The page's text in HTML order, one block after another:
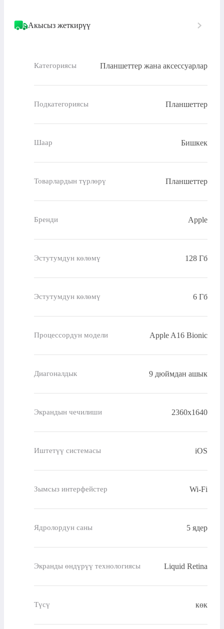
Акысыз жеткирүү
Категориясы Планшеттер жана аксессуарлар
Подкатегориясы Планшеттер
Шаар Бишкек
Товарлардын түрлөрү Планшеттер
Бренди Apple
Эстутумдун көлөмү 128 Гб
Эстутумдун көлөмү 6 Гб
Процессордун модели Apple A16 Bionic
Диагоналдык 9 дюймдан ашык
Экрандын чечилиши 2360x1640
Иштетүү системасы iOS
Зымсыз интерфейстер Wi-Fi
Ядролордун саны 5 ядер
Экранды өндүрүү технологиясы Liquid Retina
Түсү көк